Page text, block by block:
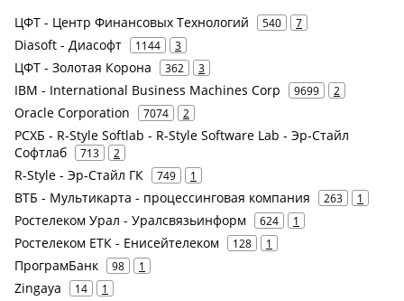
ЦФТ - Центр Финансовых Технологий 540 7
Diasoft - Диасофт 1144 3
ЦФТ - Золотая Корона 362 3
IBM - International Business Machines Corp 9699 2
Oracle Corporation 7074 2
РСХБ - R-Style Softlab - R-Style Software Lab - Эр-Стайл
Софтлаб
713 2
R-Style - Эр-Стайл ГК 749 1
ВТБ - Мультикарта - процессинговая компания 263 1
Ростелеком Урал - Уралсвязьинформ 624 1
Ростелеком ЕТК - Енисейтелеком 128 1
ПрограмБанк 98 1
Zingaya 14 1